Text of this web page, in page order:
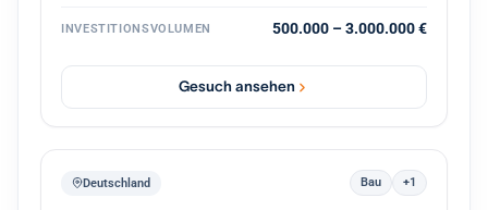
INVESTITIONSVOLUMEN 500.000 – 3.000.000 €
Gesuch ansehen
Deutschland Bau +1